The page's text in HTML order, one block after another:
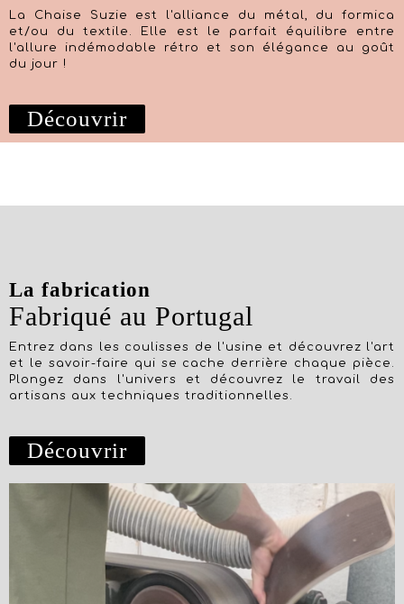
La Chaise Suzie est l'alliance du métal, du formica
et/ou du textile. Elle est le parfait équilibre entre
l'allure indémodable rétro et son élégance au goût
du jour !
Découvrir
La fabrication
Fabriqué au Portugal
Entrez dans les coulisses de l'usine et découvrez l'art
et le savoir-faire qui se cache derrière chaque pièce.
Plongez dans l'univers et découvrez le travail des
artisans aux techniques traditionnelles.
Découvrir